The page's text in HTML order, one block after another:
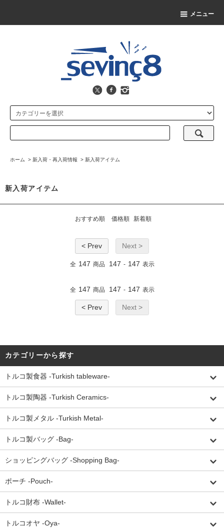
メニュー
ホーム > 新入荷・再入荷情報 > 新入荷アイテム
新入荷アイテム
おすすめ順 価格順 新着順
< Prev Next >
全 147 商品 147 - 147 表示
全 147 商品 147 - 147 表示
< Prev Next >
カテゴリーから探す
トルコ製食器 -Turkish tableware-
トルコ製陶器 -Turkish Ceramics-
トルコ製メタル -Turkish Metal-
トルコ製バッグ -Bag-
ショッピングバッグ -Shopping Bag-
ポーチ -Pouch-
トルコ財布 -Wallet-
トルコオヤ -Oya-